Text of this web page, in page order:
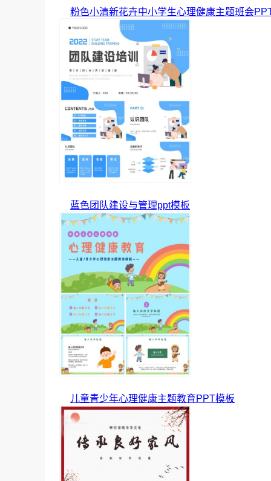
粉色小清新花卉中小学生心理健康主题班会
蓝色团队建设与管理ppt模板
儿童青少年心理健康主题教育PPT模板